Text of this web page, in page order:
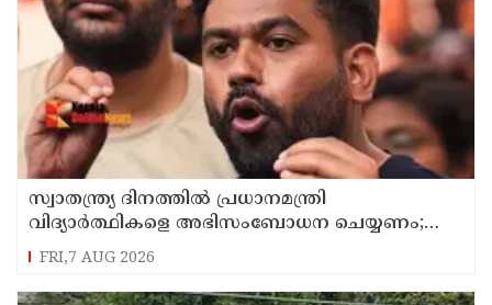
സ്വാതന്ത്ര്യ ദിനത്തില്‍ പ്രധാനമന്ത്രി
വിദ്യാര്‍ത്ഥികളെ അഭിസംബോധന ചെയ്യണം;
ആവശ്യവുമായി അഭിജീത് ദീപ്കെ
FRI,7 AUG 2026